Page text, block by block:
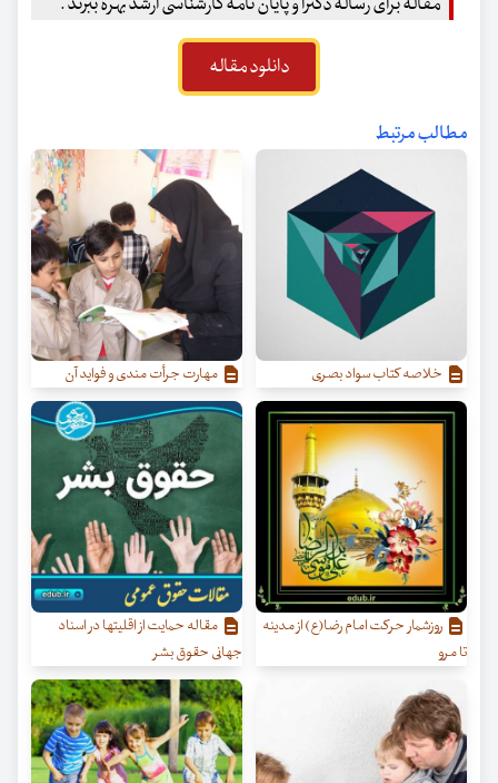
دانلود مقاله
مطالب مرتبط
خلاصه کتاب سواد بصری مهارت جرأت مندی و فواید آن
روزشمار حرکت امام رضا(ع) از مدینه
تا مرو
مقاله حمایت از اقلیتها در اسناد
جهانی حقوق بشر